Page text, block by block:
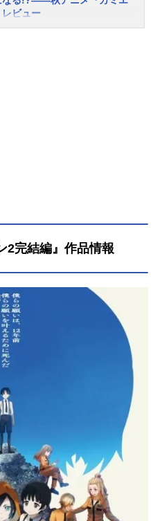
レビュー
は選ばれました。願いを吹
ラクターたちなど、本作は
ァンなら必ずハマる要素が
るために、第1話を鑑賞した
初に思ったのは「これは見
絶対損する……！」というこ
ぜそう思ったのか、理由を4つ
ントに分けて『カミエラビ』
をお伝えしていきます。普通
ルロワイヤルじゃない“フェテ
いてどのようなイメージを思
べますか？たとえ相手が親友
としても生き残るために戦
て最後に生き残ったものだ
世で唯一のものを手に入れ
できる。そんなイメージを
いる方が多いのではないで
。本作も第1話で主...
2完結編』作品情報